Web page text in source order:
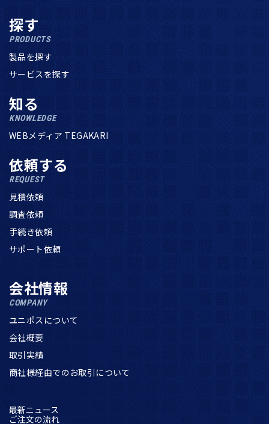
探す
PRODUCTS
製品を探す
サービスを探す
知る
KNOWLEDGE
WEBメディア TEGAKARI
依頼する
REQUEST
見積依頼
調査依頼
手続き依頼
サポート依頼
会社情報
COMPANY
ユニポスについて
会社概要
取引実績
商社様経由でのお取引について
最新ニュース
ご注文の流れ